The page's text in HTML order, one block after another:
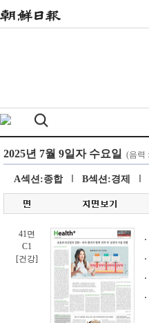
A섹션:종합 B섹션:경제
41면
C1
[건강]